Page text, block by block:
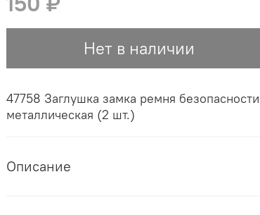
Нет в наличии
47758 Заглушка замка ремня
металлическая (2 шт.)
Описание